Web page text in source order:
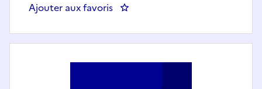
Ajouter aux favoris : Psychomotricien (H/F) - Pôle